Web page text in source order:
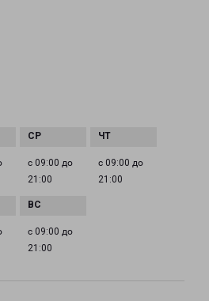
с 09:00 до
21:00
с 09:00 до
21:00
с 09:00 до
21:00